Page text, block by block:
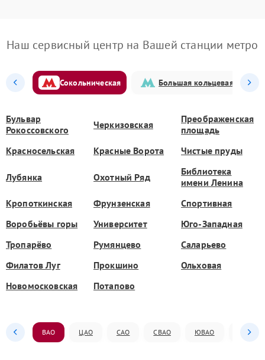
Наш сервисный центр на Вашей станции метро
Сокольническая Большая кольцевая
Бульвар
Рокоссовского
Черкизовская
Преображенская
площадь
Красносельская
Красные Ворота Чистые пруды
Лубянка Охотный Ряд
Библиотека
имени Ленина
Кропоткинская
Фрунзенская
Спортивная
Воробьёвы горы
Университет
Юго-Западная
Тропарёво
Румянцево
Саларьево
Филатов Луг
Прокшино
Ольховая
Новомосковская
Потапово
ВАО ЦАО САО СВАО ЮВАО ЮАО